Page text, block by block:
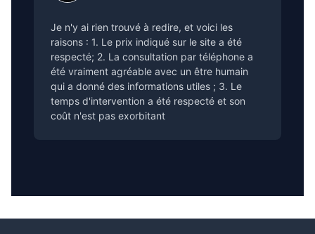
Je n'y ai rien trouvé à redire, et voici les
raisons : 1. Le prix indiqué sur le site a été
respecté; 2. La consultation par téléphone a
été vraiment agréable avec un être humain
qui a donné des informations utiles ; 3. Le
temps d'intervention a été respecté et son
coût n'est pas exorbitant